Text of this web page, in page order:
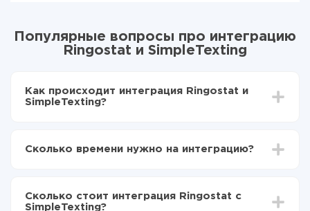
Популярные вопросы про интеграцию
Ringostat и SimpleTexting
Как происходит интеграция Ringostat и
SimpleTexting?
Выбираете какие данные передавать из
Теперь данные будут автоматически
передаваться из Ringostat в SimpleTexting
Сколько времени нужно на интеграцию?
отличаться и составлять от 5-ти до 30-минут. В
Сколько стоит интеграция Ringostat с
SimpleTexting?